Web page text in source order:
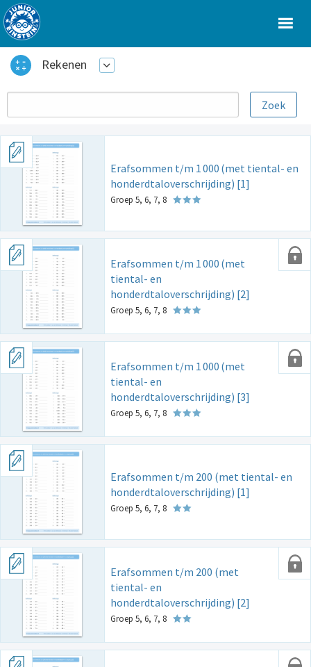
Rekenen
Erafsommen t/m 1000 (met tiental- en
honderdtaloverschrijding) [1]
Groep 5, 6, 7, 8
Erafsommen t/m 1000 (met
tiental- en
honderdtaloverschrijding) [2]
Groep 5, 6, 7, 8
Erafsommen t/m 1000 (met
tiental- en
honderdtaloverschrijding) [3]
Groep 5, 6, 7, 8
Erafsommen t/m 200 (met tiental- en
honderdtaloverschrijding) [1]
Groep 5, 6, 7, 8
Erafsommen t/m 200 (met
tiental- en
honderdtaloverschrijding) [2]
Groep 5, 6, 7, 8